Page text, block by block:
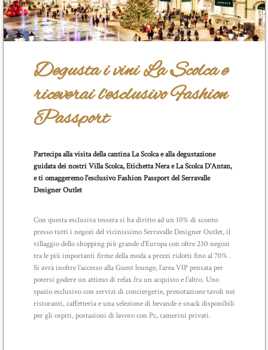
Degusta i vini La Scolca e
riceverai l'esclusivo Fashion
Passport
Partecipa alla visita della cantina La Scolca e alla degustazione
guidata dei nostri Villa Scolca, Etichetta Nera e La Scolca D’Antan,
e ti omaggeremo l'esclusivo Fashion Passport del Serravalle
Designer Outlet
Con questa esclusiva tessera si ha diritto ad un 10% di sconto
presso tutti i negozi del vicinissimo Serravalle Designer Outlet, il
villaggio dello shopping più grande d’Europa con oltre 230 negozi
tra le più importanti firme della moda a prezzi ridotti fino al 70% .
Si avrà inoltre l’accesso alla Guest lounge, l’area VIP pensata per
potersi godere un attimo di relax fra un acquisto e l’altro. Uno
spazio esclusivo con servizi di conciergerie, prenotazione tavoli nei
ristoranti, caffetteria e una selezione di bevande e snack disponibili
per gli ospiti, postazioni di lavoro con Pc, camerini privati.